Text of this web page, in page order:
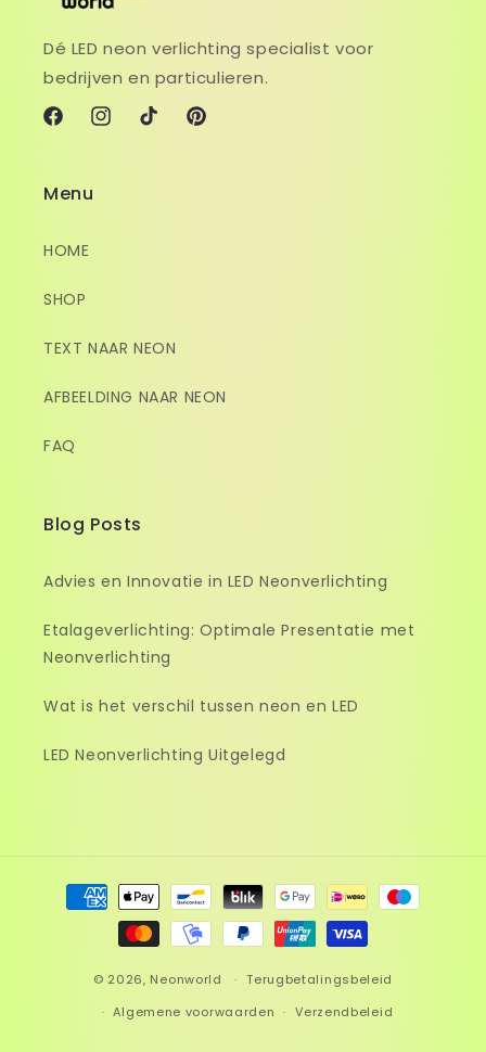
Dé LED neon verlichting specialist voor
bedrijven en particulieren.
FacebookInstagramTikTokPinterest
Menu
HOME
SHOP
TEXT NAAR NEON
AFBEELDING NAAR NEON
FAQ
Blog Posts
Advies en Innovatie in LED Neonverlichting
Etalageverlichting: Optimale Presentatie met
Neonverlichting
Wat is het verschil tussen neon en LED
LED Neonverlichting Uitgelegd
Betaalmethoden
© 2026, Neonworld
Terugbetalingsbeleid
Algemene voorwaarden
Verzendbeleid